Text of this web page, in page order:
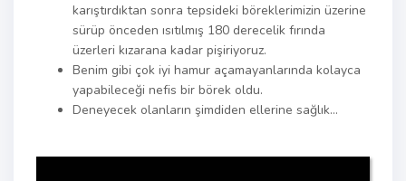
karıştırdıktan sonra tepsideki böreklerimizin üzerine
sürüp önceden ısıtılmış 180 derecelik fırında
üzerleri kızarana kadar pişiriyoruz.
Benim gibi çok iyi hamur açamayanlarında kolayca
yapabileceği nefis bir börek oldu.
Deneyecek olanların şimdiden ellerine sağlık…